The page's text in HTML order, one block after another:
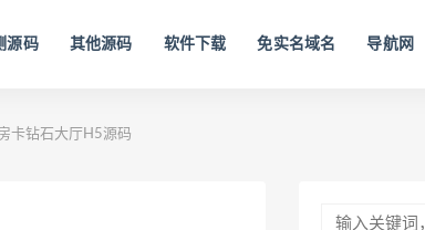
源码 其他源码 软件下载 免实名域名 导航网
卡钻石大厅H5源码